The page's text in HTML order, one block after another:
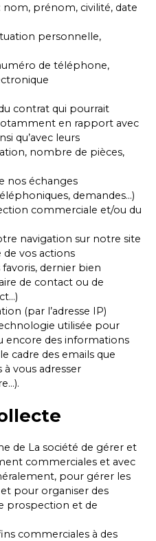
prénom, civilité, date
personnelle,
de téléphone,
contrat qui pourrait
en rapport avec
qu’avec leurs
nombre de pièces,
nos échanges
demandes…)
commerciale et/ou du
navigation sur notre site
de vos actions
dernier bien
de contact ou de
(par l’adresse IP)
utilisée pour
encore des informations
cadre des emails que
vous adresser
de La société de gérer et
commerciales et avec
pour gérer les
pour organiser des
prospection et de
commerciales à des